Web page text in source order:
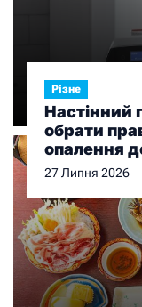
Різне
Настінний
обрати
опалення
27 Липня 2026